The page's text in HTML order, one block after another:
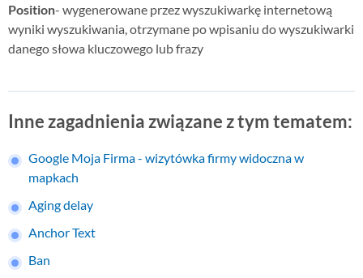
Position- wygenerowane przez wyszukiwarkę internetową
wyniki wyszukiwania, otrzymane po wpisaniu do wyszukiwarki
danego słowa kluczowego lub frazy
Inne zagadnienia związane z tym tematem:
Google Moja Firma - wizytówka firmy widoczna w
mapkach
Aging delay
Anchor Text
Ban